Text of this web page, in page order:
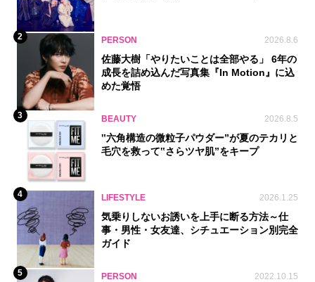
2 PERSON 2026.8.6
佐藤大樹「やりたいことは全部やる」 6年の
成長を詰め込んだ写真集『In Motion』に込
めた覚悟
3 BEAUTY 2026.8.5
‟六角構造の微粒子パウダー”が夏のテカリと
毛穴を救って‟さらツヤ肌”をキープ
4 LIFESTYLE 2026.1.25
気乗りしないお誘いを上手に断る方法～仕
事・男性・女友達、シチュエーション別完全
ガイド
5 PERSON 2022.10.15